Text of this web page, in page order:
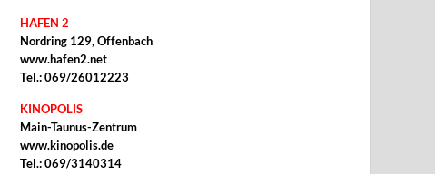
HAFEN 2
Nordring 129, Offenbach
www.hafen2.net
Tel.: 069/26012223
KINOPOLIS
Main-Taunus-Zentrum
www.kinopolis.de
Tel.: 069/3140314